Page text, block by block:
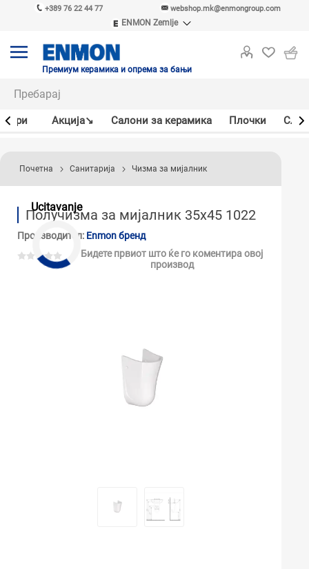
+389 76 22 44 77 webshop.mk@enmongroup.com
ENMON Zemlje
ENMON MKD
Премиум керамика и опрема за бањи
Акцијa↘ Салони за керамика Плочки
Ucitavanje
Почетна Санитарија Чизма за мијалник
Получизма за мијалник 35x45 1022
Производител: Enmon бренд
Бидете првиот што ќе го коментира овој
производ